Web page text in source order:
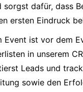
sorgst dafür, dass
ersten Eindruck
Event ist vor dem
in unserem
Leads und
sowie den